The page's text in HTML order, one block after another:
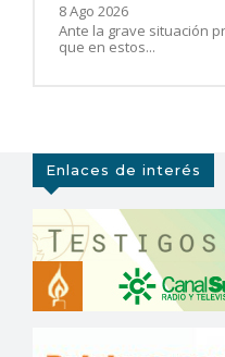
8 Ago 2026
Ante la grave situación
que en estos...
Enlaces de interés